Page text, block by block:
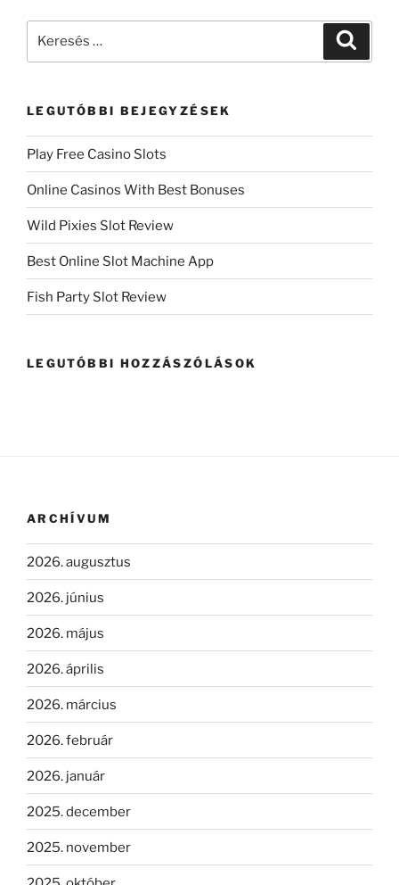
LEGUTÓBBI BEJEGYZÉSEK
Play Free Casino Slots
Online Casinos With Best Bonuses
Wild Pixies Slot Review
Best Online Slot Machine App
Fish Party Slot Review
LEGUTÓBBI HOZZÁSZÓLÁSOK
ARCHÍVUM
2026. augusztus
2026. június
2026. május
2026. április
2026. március
2026. február
2026. január
2025. december
2025. november